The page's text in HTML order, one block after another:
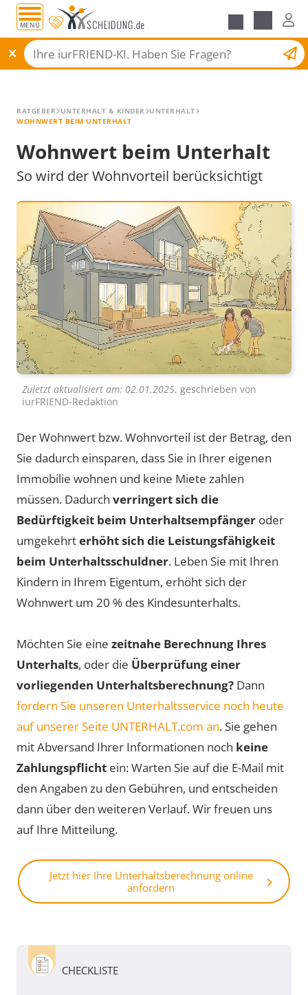
MENÜ
Scheidungsantrag
Alle Ratgeber
RATGEBER UNTERHALT & KINDER UNTERHALT
WOHNWERT BEIM UNTERHALT
Wohnwert beim Unterhalt
So wird der Wohnvorteil berücksichtigt
Zuletzt aktualisiert am: 02.01.2025, geschrieben von
iurFRIEND-Redaktion
Der Wohnwert bzw. Wohnvorteil ist der Betrag, den
Sie dadurch einsparen, dass Sie in Ihrer eigenen
Immobilie wohnen und keine Miete zahlen
müssen. Dadurch verringert sich die
Bedürftigkeit beim Unterhaltsempfänger oder
umgekehrterhöht sich die Leistungsfähigkeit
beim Unterhaltsschuldner. Leben Sie mit Ihren
Kindern in Ihrem Eigentum, erhöht sich der
Wohnwert um 20 % des Kindesunterhalts.
Möchten Sie eine zeitnahe Berechnung Ihres
Unterhalts, oder die Überprüfung einer
vorliegenden Unterhaltsberechnung? Dann
fordern Sie unseren Unterhaltsservice noch heute
auf unserer Seite UNTERHALT.com an. Sie gehen
mit Abversand Ihrer Informationen noch keine
Zahlungspflicht ein: Warten Sie auf die E-Mail mit
den Angaben zu den Gebühren, und entscheiden
dann über den weiteren Verlauf. Wir freuen uns
auf Ihre Mitteilung.
Jetzt hier Ihre Unterhaltsberechnung online
anfordern
CHECKLISTE